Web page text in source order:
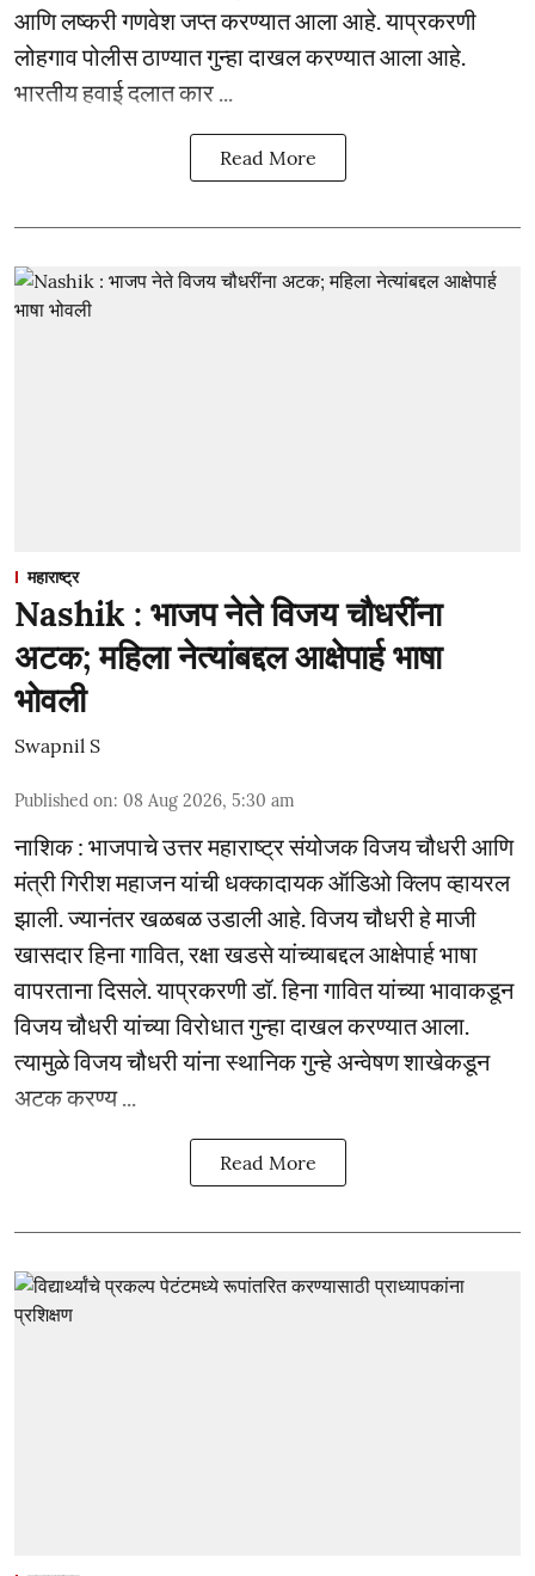
आणि लष्करी गणवेश जप्त करण्यात आला आहे. याप्रकरणी
लोहगाव पोलीस ठाण्यात गुन्हा दाखल करण्यात आला आहे.
भारतीय हवाई दलात कार ...
Read More
महाराष्ट्र
Nashik : भाजप नेते विजय चौधरींना
अटक; महिला नेत्यांबद्दल आक्षेपार्ह भाषा
भोवली
Swapnil S
Published on: 08 Aug 2026, 5:30 am
नाशिक : भाजपाचे उत्तर महाराष्ट्र संयोजक विजय चौधरी आणि
मंत्री गिरीश महाजन यांची धक्कादायक ऑडिओ क्लिप व्हायरल
झाली. ज्यानंतर खळबळ उडाली आहे. विजय चौधरी हे माजी
खासदार हिना गावित, रक्षा खडसे यांच्याबद्दल आक्षेपार्ह भाषा
वापरताना दिसले. याप्रकरणी डॉ. हिना गावित यांच्या भावाकडून
विजय चौधरी यांच्या विरोधात गुन्हा दाखल करण्यात आला.
त्यामुळे विजय चौधरी यांना स्थानिक गुन्हे अन्वेषण शाखेकडून
अटक करण्य ...
Read More